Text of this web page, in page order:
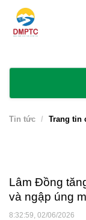
Tin tức Trang tin
Lâm Đồng
và ngập úng
8:32:59, 02/06/2026